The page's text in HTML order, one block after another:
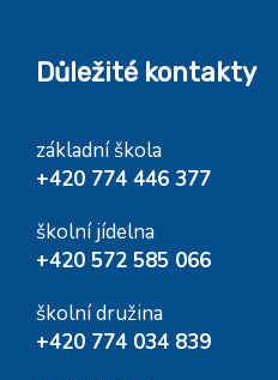
Důležité kontakty
základní škola
+420 774 446 377
školní jídelna
+420 572 585 066
školní družina
+420 774 034 839